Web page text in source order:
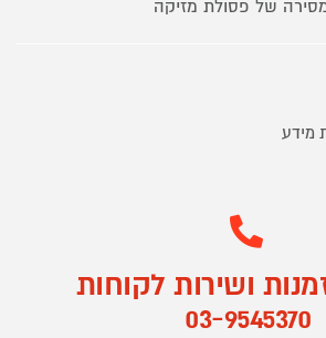
של פסולת מזיקה
מידע
ושירות לקוחות
03-9545370